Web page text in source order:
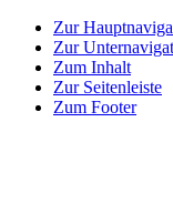
Zur
Zur
Zum Inhalt
Zur Seitenleiste
Zum Footer